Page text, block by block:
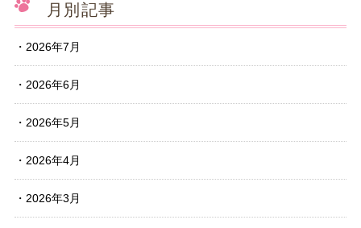
月別記事
2026年7月
2026年6月
2026年5月
2026年4月
2026年3月